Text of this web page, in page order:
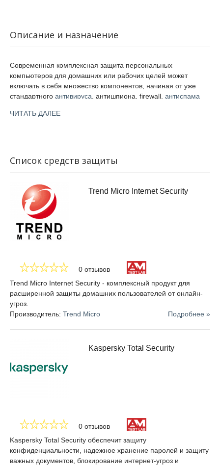
Описание и назначение
Современная комплексная защита персональных
компьютеров для домашних или рабочих целей может
включать в себя множество компонентов, начиная от уже
стандартного антивируса , антишпиона, firewall, антиспама
антифишингом,
новыми компонентами и технологиями. Поэтому на смену
продукты класса Internet Security или Total Security. На смену
антивирусам для рабочих станций – решения класса
EndPoint Protection.
ЧИТАТЬ ДАЛЕЕ
Список средств защиты
Trend Micro Internet Security
0 отзывов
Trend Micro Internet Security - комплексный продукт для
расширенной защиты домашних пользователей от онлайн-
угроз.
Производитель: Trend Micro Подробнее »
Kaspersky Total Security
0 отзывов
Kaspersky Total Security обеспечит защиту
конфиденциальности, надежное хранение паролей и защиту
важных документов, блокирование интернет-угроз и